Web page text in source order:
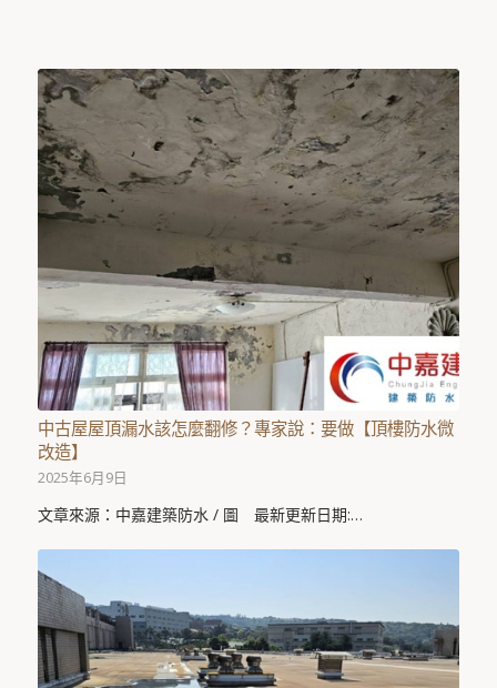
中古屋屋頂漏水該怎麼翻修？專家說：要做【頂樓防水微
改造】
2025年6月9日
文章來源：中嘉建築防水 / 圖 最新更新日期:…